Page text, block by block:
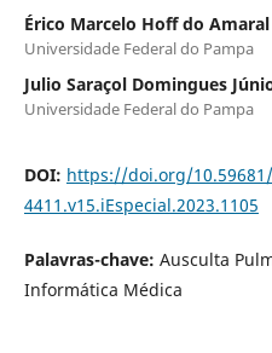
Érico Marcelo Hoff do Amaral
Universidade Federal do Pampa
Julio Saraçol Domingues
Universidade Federal do Pampa
DOI: https://doi.org/
4411.v15.iEspecial.2023.1105
Palavras-chave: Ausculta
Informática Médica